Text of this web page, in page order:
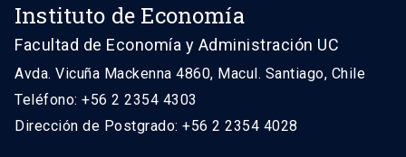
Instituto de Economía
Facultad de Economía y Administración UC
Avda. Vicuña Mackenna 4860, Macul. Santiago, Chile
Teléfono: +56 2 2354 4303
Dirección de Postgrado: +56 2 2354 4028